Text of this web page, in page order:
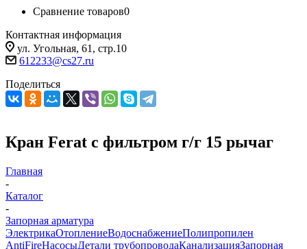
Сравнение товаров0
Контактная информация
ул. Угольная, 61, стр.10
612233@cs27.ru
Поделиться
Кран Ferat с фильтром г/г 15 рычаг
Главная
-
Каталог
-
Запорная арматура
ЭлектрикаОтоплениеВодоснабжениеПолипропилен
AntiFireНасосыДетали трубопроводаКанализацияЗапорная